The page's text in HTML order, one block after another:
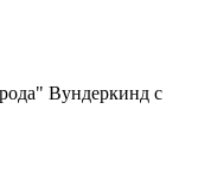
Вундеркинд с